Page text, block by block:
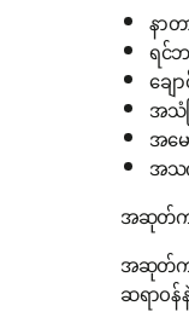
နာ
ရင်
ချေ
အသံ
အမ
အသ
အဆုတ်က
အဆုတ်က
ဆရာဝန်